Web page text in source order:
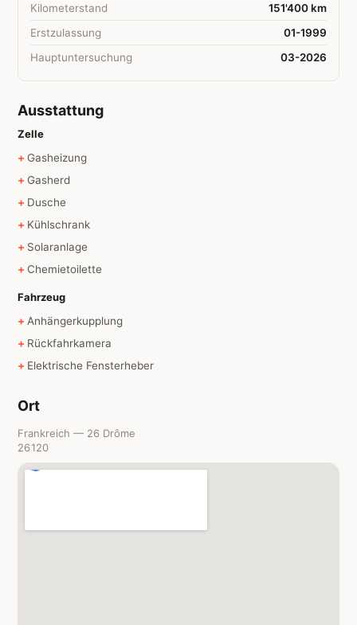
Kilometerstand
151'400 km
Erstzulassung
01-1999
Hauptuntersuchung
03-2026
Ausstattung
Zelle
Gasheizung
Gasherd
Dusche
Kühlschrank
Solaranlage
Chemietoilette
Fahrzeug
Anhängerkupplung
Rückfahrkamera
Elektrische Fensterheber
Ort
Frankreich — 26 Drôme
26120